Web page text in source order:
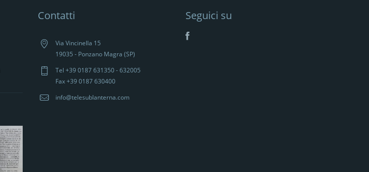
Contatti
Via Vincinella 15
19035 - Ponzano Magra (SP)
Tel +39 0187 631350 - 632005
Fax +39 0187 630400
info@telesublanterna.com
Seguici su